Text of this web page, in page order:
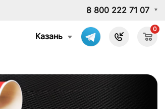
8 800 222 71 07
Казань
0